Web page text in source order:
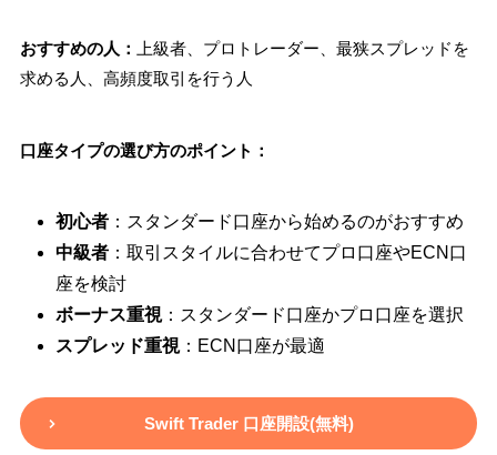
おすすめの人：
上級者、プロトレーダー、最狭スプレッドを
求める人、高頻度取引を行う人
口座タイプの選び方のポイント：
初心者：スタンダード口座から始めるのがおすすめ
中級者：取引スタイルに合わせてプロ口座やECN口
座を検討
ボーナス重視：スタンダード口座かプロ口座を選択
スプレッド重視：ECN口座が最適
Swift Trader 口座開設(無料)